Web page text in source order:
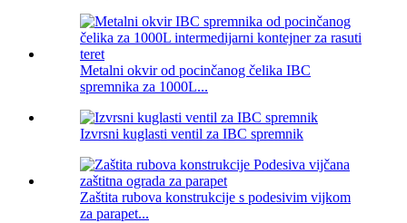
Metalni okvir od pocinčanog čelika IBC
spremnika za 1000L...
Izvrsni kuglasti ventil za IBC spremnik
Zaštita rubova konstrukcije s podesivim vijkom
za parapet...